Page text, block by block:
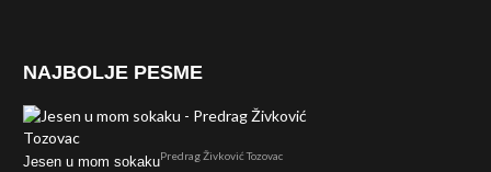
NAJBOLJE PESME
Jesen u mom sokakuPredrag Živković Tozovac